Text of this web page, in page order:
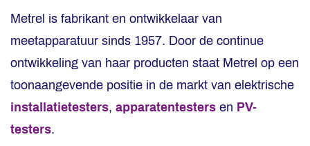
Metrel is fabrikant en ontwikkelaar van
meetapparatuur sinds 1957. Door de continue
ontwikkeling van haar producten staat Metrel op een
toonaangevende positie in de markt van elektrische
installatietesters, apparatentesters en PV-
testers.